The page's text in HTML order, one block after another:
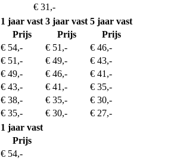
€ 31,-
1 jaar vast 3 jaar vast 5 jaar vast
Prijs Prijs
Prijs
€ 54,- € 51,-
€ 46,-
€ 51,- € 49,-
€ 43,-
€ 49,- € 46,-
€ 41,-
€ 43,- € 41,-
€ 35,-
€ 38,- € 35,-
€ 30,-
€ 35,- € 30,-
€ 27,-
1 jaar vast
Prijs
€ 54,-